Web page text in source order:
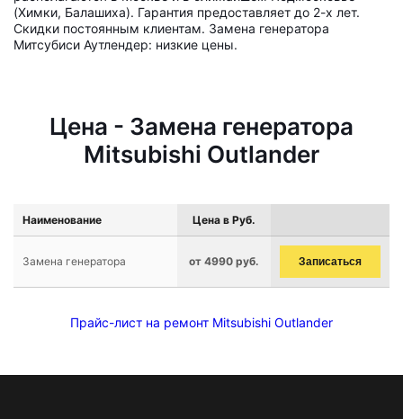
(Химки, Балашиха). Гарантия предоставляет до 2-х лет.
Скидки постоянным клиентам. Замена генератора
Митсубиси Аутлендер: низкие цены.
Цена - Замена генератора
Mitsubishi Outlander
Наименование Цена в Руб.
Замена генератора от 4990 руб. Записаться
Прайс-лист на ремонт Mitsubishi Outlander